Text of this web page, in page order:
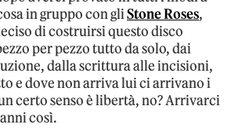
in gruppo con gliStone Roses,
di costruirsi questo disco
per pezzo tutto da solo, dai
dalla scrittura alle incisioni,
e dove non arriva lui ci arrivano i
certo senso è libertà, no? Arrivarci
così.